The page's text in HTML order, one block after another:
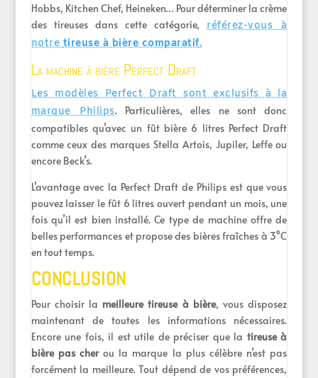
Hobbs, Kitchen Chef, Heineken… Pour déterminer la crème
des tireuses dans cette catégorie, référez-vous à
notretireuse à bière comparatif.
La machine à bière Perfect Draft
Les modèles Perfect Draft sont exclusifs à la
marque Philips. Particulières, elles ne sont donc
compatibles qu’avec un fût bière 6 litres Perfect Draft
comme ceux des marques Stella Artois, Jupiler, Leffe ou
encore Beck’s.
L’avantage avec la Perfect Draft de Philips est que vous
pouvez laisser le fût 6 litres ouvert pendant un mois, une
fois qu’il est bien installé. Ce type de machine offre de
belles performances et propose des bières fraîches à 3°C
en tout temps.
CONCLUSION
Pour choisir la meilleure tireuse à bière, vous disposez
maintenant de toutes les informations nécessaires.
Encore une fois, il est utile de préciser que la tireuse à
bière pas cherou la marque la plus célèbre n’est pas
forcément la meilleure. Tout dépend de vos préférences,